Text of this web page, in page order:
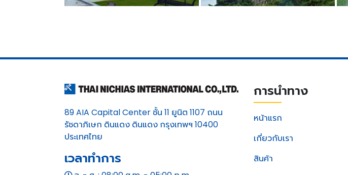
89 AIA Capital Center ชั้น 11 ยูนิต 1107 ถนน
รัชดาภิเษก ดินแดง ดินแดง กรุงเทพฯ 10400
ประเทศไทย
เวลาทำการ
การนำทาง
หน้าแรก
เกี่ยวกับเรา
สินค้า